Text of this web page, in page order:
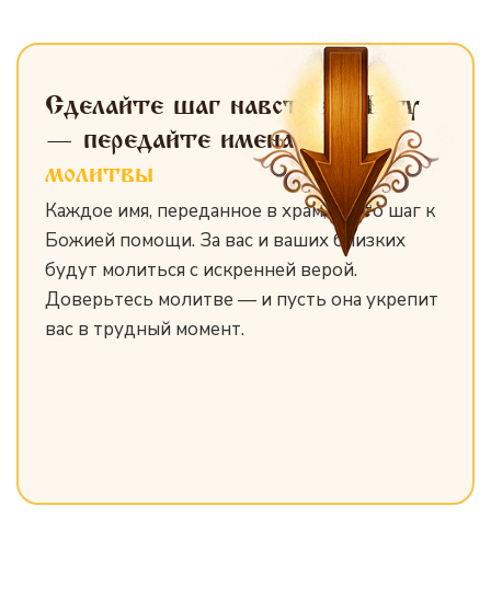
Сделайте шаг навстречу Богу
— передайте именадля
молитвы
Каждое имя, переданное в храм, — это шаг к
Божией помощи. За вас и ваших близких
будут молиться с искренней верой.
Доверьтесь молитве — и пусть она укрепит
вас в трудный момент.